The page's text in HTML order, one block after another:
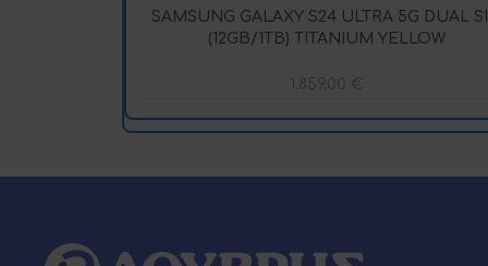
SAMSUNG GALAXY S24 ULTRA 5G DUAL
(12GB/1TB) TITANIUM YELLOW
1.859,00 €